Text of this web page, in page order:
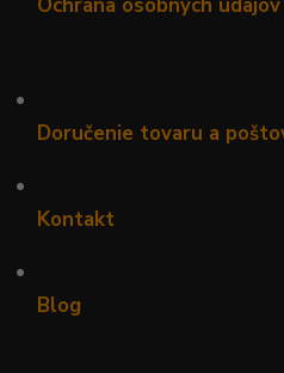
•
Doručenie tovaru a
•
Kontakt
•
Blog